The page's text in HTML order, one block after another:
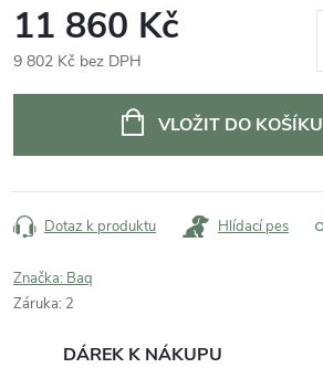
11 860 Kč
9 802 Kč bez DPH
VLOŽIT DO KOŠÍKU
Dotaz k produktu Hlídací pes
Značka: Baq
Záruka: 2
DÁREK K NÁKUPU